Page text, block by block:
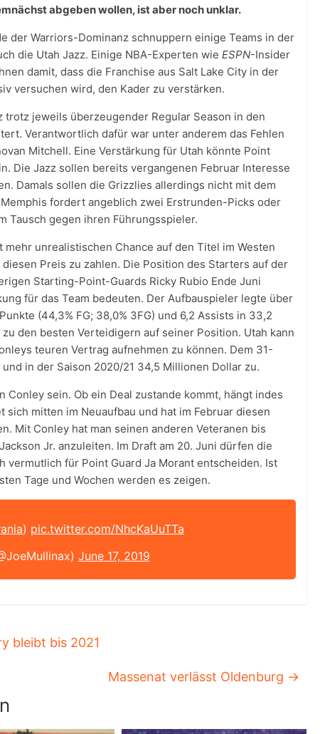
abgeben wollen, ist aber noch unklar.
der Warriors-Dominanz schnuppern einige Teams in der
die Utah Jazz. Einige NBA-Experten wie ESPN-Insider
damit, dass die Franchise aus Salt Lake City in der
versuchen wird, den Kader zu verstärken.
jeweils überzeugender Regular Season in den
Verantwortlich dafür war unter anderem das Fehlen
Mitchell. Eine Verstärkung für Utah könnte Point
Die Jazz sollen bereits vergangenen Februar Interesse
Damals sollen die Grizzlies allerdings nicht mit dem
fordert angeblich zwei Erstrunden-Picks oder
Tausch gegen ihren Führungsspieler.
unrealistischen Chance auf den Titel im Westen
Preis zu zahlen. Die Position des Starters auf der
Starting-Point-Guards Ricky Rubio Ende Juni
für das Team bedeuten. Der Aufbauspieler legte über
(44,3% FG; 38,0% 3FG) und 6,2 Assists in 33,2
den besten Verteidigern auf seiner Position. Utah kann
teuren Vertrag aufnehmen zu können. Dem 31-
in der Saison 2020/21 34,5 Millionen Dollar zu.
sein. Ob ein Deal zustande kommt, hängt indes
mitten im Neuaufbau und hat im Februar diesen
Mit Conley hat man seinen anderen Veteranen bis
Jr. anzuleiten. Im Draft am 20. Juni dürfen die
für Point Guard Ja Morant entscheiden. Ist
Tage und Wochen werden es zeigen.
) pic.twitter.com/NhcKaUuTTa
June 17, 2019
bleibt bis 2021
Massenat verlässt Oldenburg →